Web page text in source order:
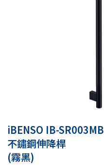
iBENSO IB-SR003MB
不鏽鋼伸降桿
(霧黑)